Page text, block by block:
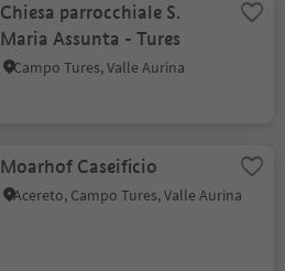
Chiesa parrocchiale S.
Maria Assunta - Tures
Campo Tures, Valle Aurina
Moarhof Caseificio
Acereto, Campo Tures, Valle Aurina